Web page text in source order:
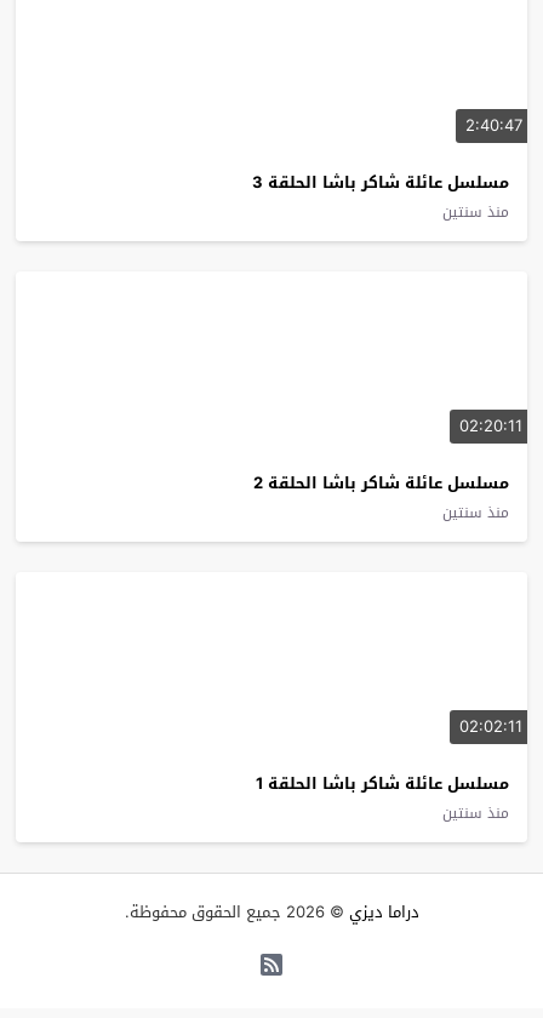
2:40:47
مسلسل عائلة شاكر باشا الحلقة 3
منذ سنتين
02:20:11
مسلسل عائلة شاكر باشا الحلقة 2
منذ سنتين
02:02:11
مسلسل عائلة شاكر باشا الحلقة 1
منذ سنتين
دراما ديزي © 2026 جميع الحقوق محفوظة.